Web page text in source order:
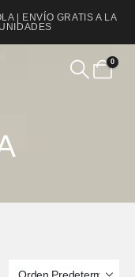
| ENVÍO GRATIS A LA
0